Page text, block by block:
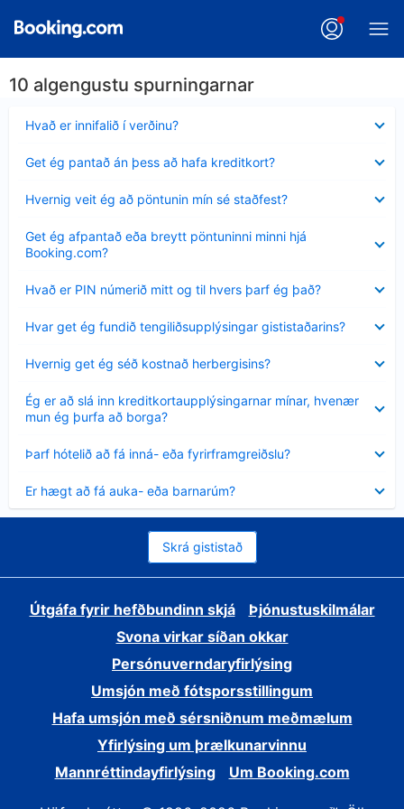
10 algengustu spurningarnar
Hvað er innifalið í verðinu?
sýnt
Get ég pantað án þess að hafa kreditkort?
sýnt
Hvernig veit ég að pöntunin mín sé staðfest?
sýnt
Get ég afpantað eða breytt pöntuninni minni hjá
Booking.com?
sýnt
Hvað er PIN númerið mitt og til hvers þarf ég það?
sýnt
Hvar get ég fundið tengiliðsupplýsingar gististaðarins?
sýnt
Hvernig get ég séð kostnað herbergisins?
sýnt
Ég er að slá inn kreditkortaupplýsingarnar mínar, hvenær
mun ég þurfa að borga?
Minna
sýnt
Þarf hótelið að fá inná- eða fyrirframgreiðslu?
sýnt
Er hægt að fá auka- eða barnarúm?
sýnt
Skrá gististað
Útgáfa fyrir hefðbundinn skjá
Þjónustuskilmálar
Svona virkar síðan okkar
Persónuverndaryfirlýsing
Umsjón með fótsporsstillingum
Hafa umsjón með sérsniðnum meðmælum
Yfirlýsing um þrælkunarvinnu
Mannréttindayfirlýsing
Um Booking.com